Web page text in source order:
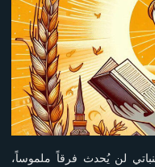
لن يُحدث فرقاً ملموساً،